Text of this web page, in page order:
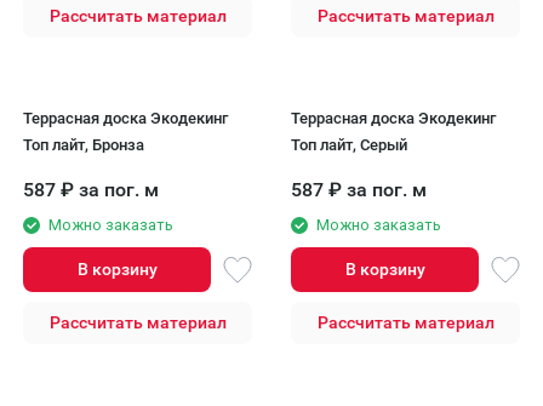
Рассчитать материал Рассчитать материал
Террасная доска Экодекинг
Топ лайт, Бронза
587 ₽ за пог. м
Можно заказать
В корзину
Рассчитать материал
Террасная доска Экодекинг
Топ лайт, Серый
587 ₽ за пог. м
Можно заказать
В корзину
Рассчитать материал